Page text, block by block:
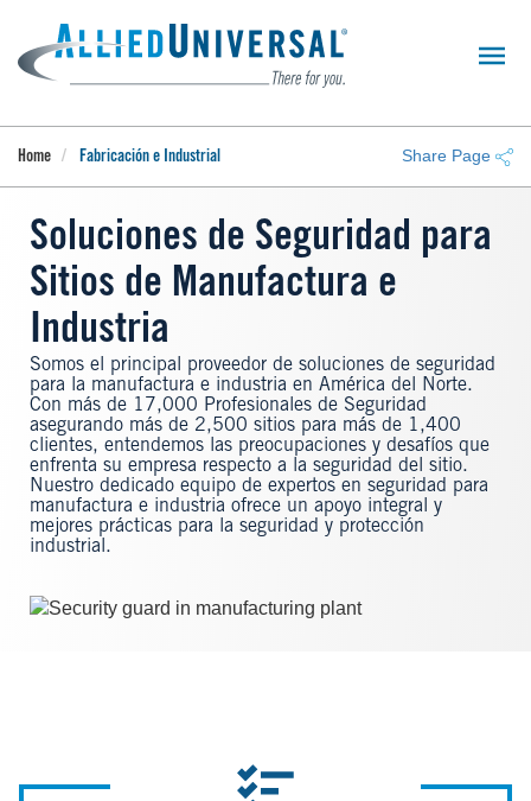
main
content
Home Fabricación e Industrial Share Page
Soluciones de Seguridad para
Sitios de Manufactura e
Industria
Somos el principal proveedor de soluciones de seguridad
para la manufactura e industria en América del Norte.
Con más de 17,000 Profesionales de Seguridad
asegurando más de 2,500 sitios para más de 1,400
clientes, entendemos las preocupaciones y desafíos que
enfrenta su empresa respecto a la seguridad del sitio.
Nuestro dedicado equipo de expertos en seguridad para
manufactura e industria ofrece un apoyo integral y
mejores prácticas para la seguridad y protección
industrial.
Image